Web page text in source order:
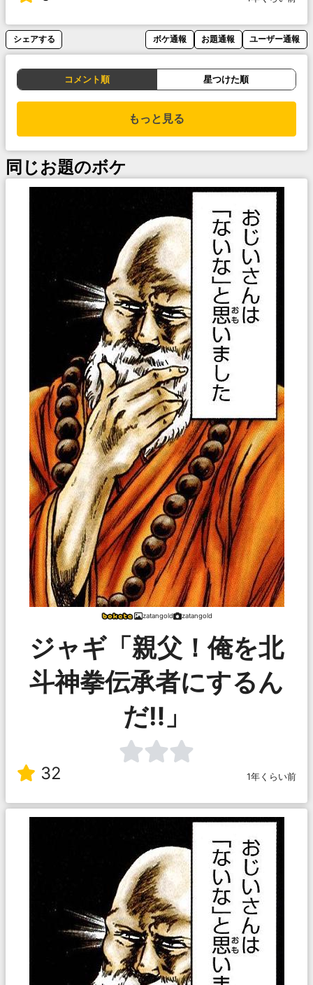
シェアする ボケ通報 お題通報 ユーザー通報
コメント順 星つけた順
もっと見る
同じお題のボケ
zatangold zatangold
ジャギ「親父！俺を北
斗神拳伝承者にするん
だ‼︎」
32 1年くらい前